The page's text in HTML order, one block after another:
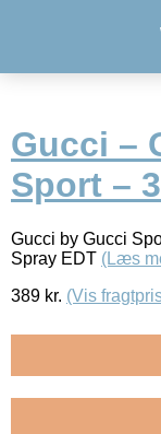
Gucci –
Sport –
Gucci by Gucci
Spray EDT (Læs
389 kr. (Vis